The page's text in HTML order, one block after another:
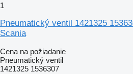
1
Pneumatický ventil 1421325
Scania
Cena na požiadanie
Pneumatický ventil
1421325 1536307